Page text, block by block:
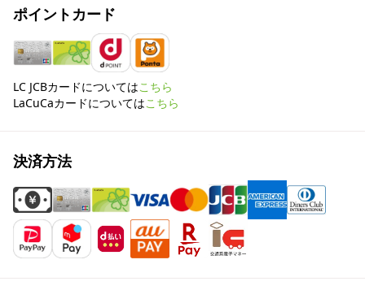
ポイントカード
LC JCBカードについてはこちら
LaCuCaカードについてはこちら
決済方法